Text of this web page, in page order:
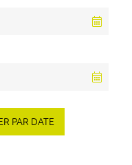
PAR DATE